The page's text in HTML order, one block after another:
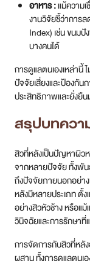
การจัดการกับสิวที่ห
ผสาน ทั้งการดูแลตน
เลือกใช้ผลิตภัณฑ์ที่เ
รักษาโดยแพทย์ผู้เชี่ย
หัตถการต่างๆ นอกจา
Redtouch Pro
จากสิวหาย ทั้งรอยแดง
โอกาสเกิดแผลเป็นที่
ผลต่อความมั่นใจได้อย่
แพทย์ผู้เชี่ยวชาญด้านผิ
ของปัญหา และออกแ
ที่หลากหลาย ตั้งแต่การ
ระดับโลกอย่าง
จัดการทั้งสิวที่กำลังอั
เนียน กระจ่างใส ลดโ
คุณอีกครั้ง